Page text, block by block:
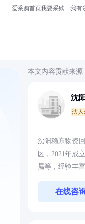
爱采购首页我要采购 我有
本文内容贡献来源
沈
法人
沈阳稳东物资
区，2021年成
属等，经验丰
在线咨